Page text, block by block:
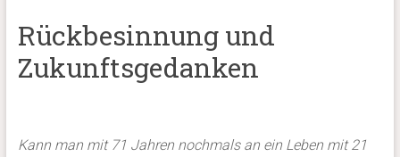
Rückbesinnung und
Zukunftsgedanken
Kann man mit 71 Jahren nochmals an ein Leben mit 21